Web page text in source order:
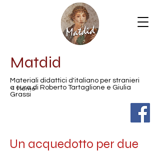
Matdid
Materiali didattici d'italiano per stranieri
a cura di Roberto Tartaglione e Giulia
Grassi
< Home
Un acquedotto per due